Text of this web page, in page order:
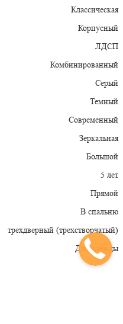
Классическая
Корпусный
ЛДСП
Комбинированный
Серый
Темный
Современный
Зеркальная
Большой
5 лет
Прямой
В спальню
трехдверный (трехстворчатый)
Для одежды